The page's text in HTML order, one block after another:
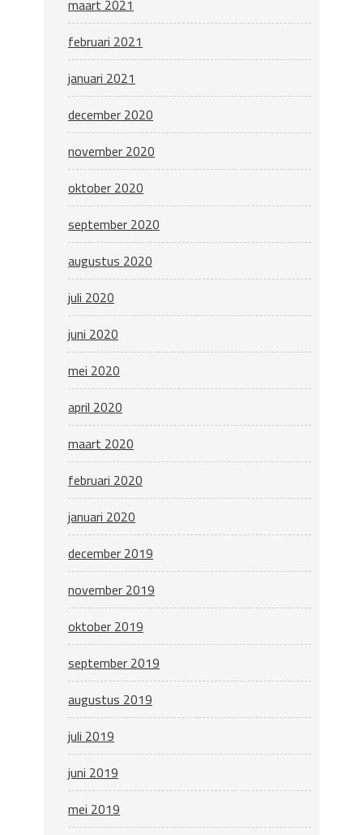
maart 2021
februari 2021
januari 2021
december 2020
november 2020
oktober 2020
september 2020
augustus 2020
juli 2020
juni 2020
mei 2020
april 2020
maart 2020
februari 2020
januari 2020
december 2019
november 2019
oktober 2019
september 2019
augustus 2019
juli 2019
juni 2019
mei 2019